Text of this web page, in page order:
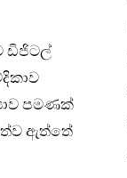
ඩිජිටල්
පමණක්
ඇත්තේ